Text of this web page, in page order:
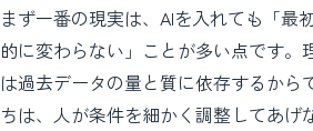
まず一番の現実は、AIを入れても「最
的に変わらない」ことが多い点です。
は過去データの量と質に依存するから
ちは、人が条件を細かく調整してあげ